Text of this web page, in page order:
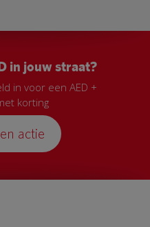
in jouw straat?
in voor een AED +
korting
actie